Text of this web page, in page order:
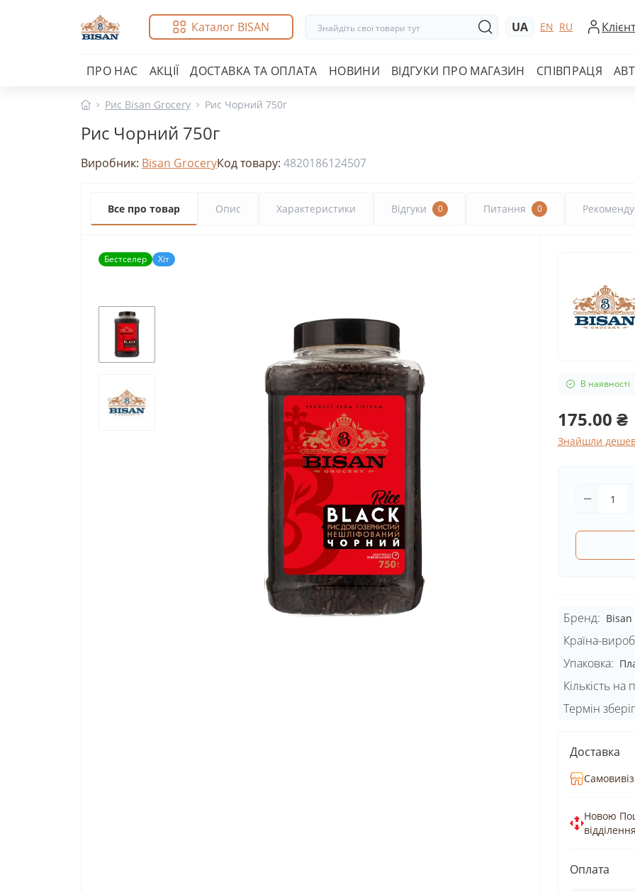
Каталог BISAN UA EN RU
ПРО НАС АКЦІЇ ДОСТАВКА ТА ОПЛАТА НОВИНИ ВІДГУКИ ПРО МАГАЗИН СПІВПРАЦЯ
Рис Bisan Grocery Рис Чорний 750г
Рис Чорний 750г
Виробник: Bisan GroceryКод товару: 4820186124507
Все про товар Опис Характеристики Відгуки 0 Питання 0
Бестселер Хіт
В наявності
175.00 ₴
Знайшли
Бренд: Bisan
Країна-
Упаковка:
Кількість на
Термін
Доставка
Новою
відділення
Оплата